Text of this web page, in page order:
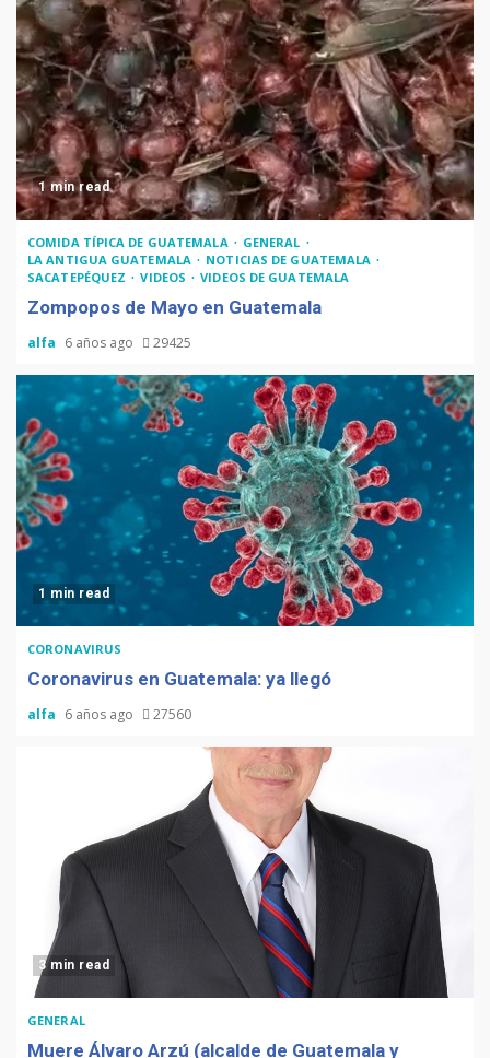
1 min read
COMIDA TÍPICA DE GUATEMALA
GENERAL
LA ANTIGUA GUATEMALA
NOTICIAS DE GUATEMALA
SACATEPÉQUEZ
VIDEOS VIDEOS DE GUATEMALA
Zompopos de Mayo en Guatemala
alfa 6 años ago 29425
1 min read
CORONAVIRUS
Coronavirus en Guatemala: ya llegó
alfa 6 años ago 27560
3 min read
GENERAL
Muere Álvaro Arzú (alcalde de Guatemala y